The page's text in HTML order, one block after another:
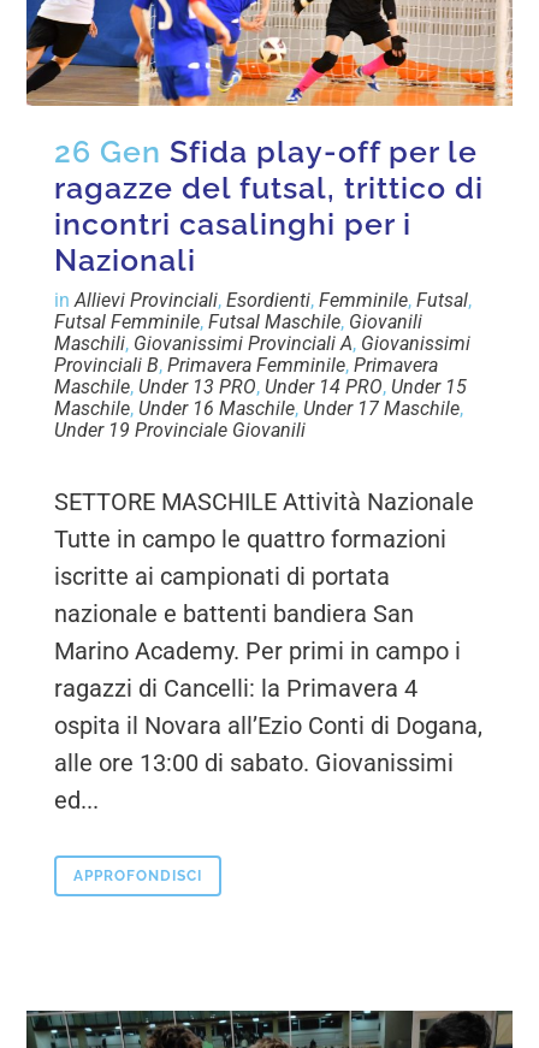
26 Gen Sfida play-off per le
ragazze del futsal, trittico di
incontri casalinghi per i
Nazionali
inAllievi Provinciali,Esordienti,Femminile,Futsal,
Futsal Femminile,Futsal Maschile, Giovanili
Maschili, Giovanissimi Provinciali A, Giovanissimi
Provinciali B,Primavera Femminile,Primavera
Maschile, Under 13 PRO, Under 14 PRO, Under 15
Maschile, Under 16 Maschile, Under 17 Maschile,
Under 19 Provinciale Giovanili
SETTORE MASCHILE Attività Nazionale
Tutte in campo le quattro formazioni
iscritte ai campionati di portata
nazionale e battenti bandiera San
Marino Academy. Per primi in campo i
ragazzi di Cancelli: la Primavera 4
ospita il Novara all’Ezio Conti di Dogana,
alle ore 13:00 di sabato. Giovanissimi
ed...
APPROFONDISCI